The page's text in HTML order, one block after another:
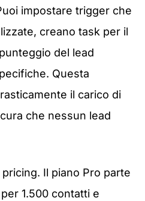
impostare trigger che
creano task per il
del lead
Questa
il carico di
che nessun lead
Il piano Pro parte
1.500 contatti e